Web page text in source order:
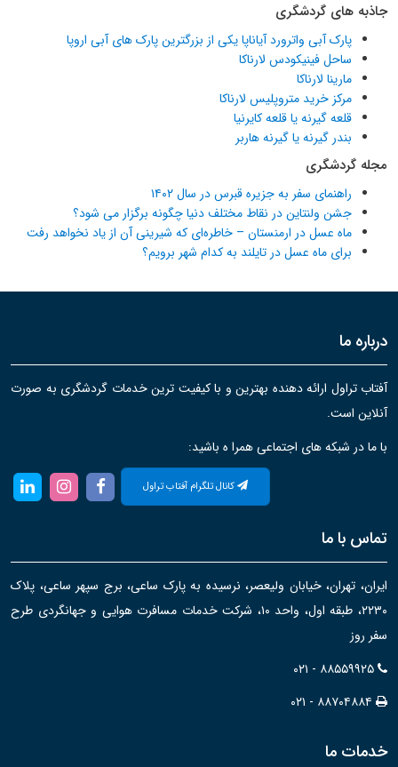
جاذبه های گردشگری
پارک آبی واترورد آیاناپا یکی از بزرگترین پارک های آبی اروپا
ساحل فینیکودس لارناکا
مارینا لارناکا
مرکز خرید متروپلیس لارناکا
قلعه گیرنه یا قلعه کایرنیا
بندر گیرنه یا گیرنه هاربر
مجله گردشگری
راهنمای سفر به جزیره قبرس در سال ۱۴۰۲
جشن ولنتاین در نقاط مختلف دنیا چگونه برگزار می شود؟
ماه عسل در ارمنستان – خاطره‌ای که شیرینی آن از یاد نخواهد رفت
برای ماه عسل در تایلند به کدام شهر برویم؟
درباره ما
آفتاب تراول ارائه دهنده بهترین و با کیفیت ترین خدمات گردشگری به صورت
آنلاین است.
با ما در شبکه های اجتماعی همرا ه باشید:
کانال تلگرام آفتاب تراول
تماس با ما
ایران، تهران، خیابان ولیعصر، نرسیده به پارک ساعی، برج سپهر ساعی، پلاک
۲۲۳۰، طبقه اول، واحد ۱۰، شرکت خدمات مسافرت هوایی و جهانگردی طرح
سفر روز
۰۲۱ - ۸۸۵۵۹۹۲۵
۰۲۱ - ۸۸۷۰۴۸۸۴
خدمات ما